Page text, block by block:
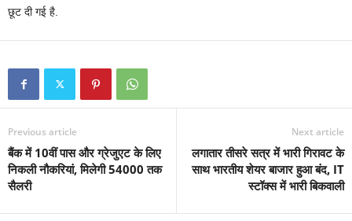
छूट दी गई है.
Previous article
बैंक में 10वीं पास और ग्रेजुएट के लिए
निकली नौकरियां, मिलेगी 54000 तक
सैलरी
Next article
लगातार तीसरे सत्र में भारी गिरावट के
साथ भारतीय शेयर बाजार हुआ बंद, IT
स्टॉक्स में भारी बिकवाली